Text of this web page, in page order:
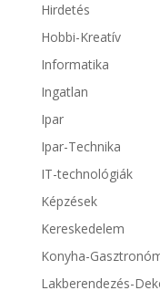
Hirdetés
Hobbi-Kreatív
Informatika
Ingatlan
Ipar
Ipar-Technika
IT-technológiák
Képzések
Kereskedelem
Konyha-
Lakberendezés-